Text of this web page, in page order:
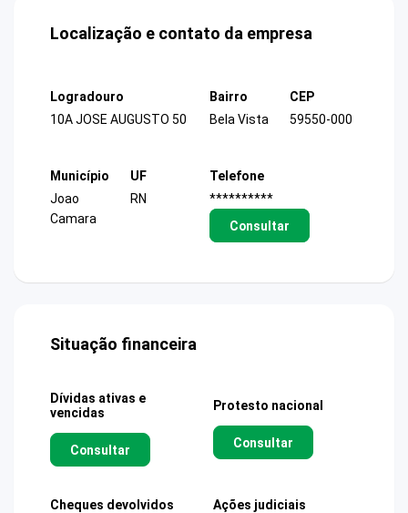
Localização e contato da empresa
Logradouro
10A JOSE AUGUSTO 50
Bairro
Bela Vista
CEP
59550-000
Município
Joao
Camara
UF
RN
Telefone
**********
Consultar
Situação financeira
Dívidas ativas e
vencidas
Consultar
Protesto nacional
Consultar
Cheques devolvidos Ações judiciais